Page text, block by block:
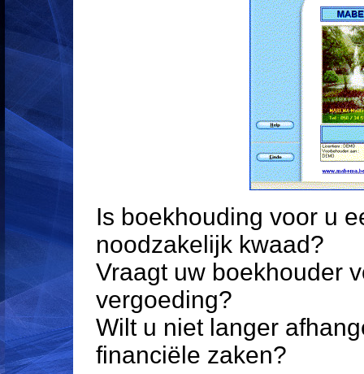
Is boekhouding voor u
noodzakelijk kwaad?
Vraagt uw boekhouder
vergoeding?
Wilt u niet langer
financiële zaken?